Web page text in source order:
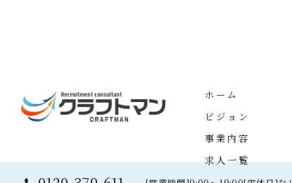
ホーム
ビジョン
事業内容
求人一覧